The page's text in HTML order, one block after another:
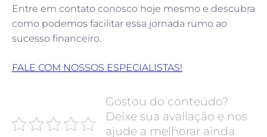
Entre em contato conosco hoje mesmo e descubra
como podemos facilitar essa jornada rumo ao
sucesso financeiro.
FALE COM NOSSOS ESPECIALISTAS!
Gostou do conteúdo?
Deixe sua avaliação e nos
ajude a melhorar ainda